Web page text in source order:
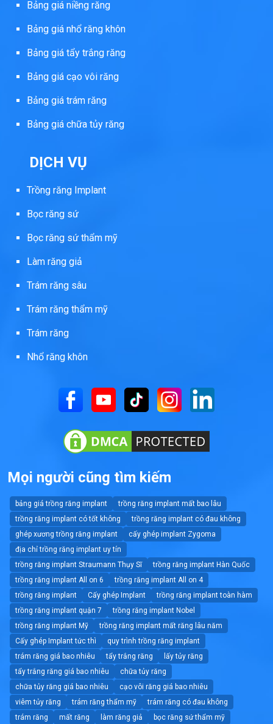
Bảng giá niềng răng
Bảng giá nhổ răng khôn
Bảng giá tẩy trắng răng
Bảng giá cạo vôi răng
Bảng giá trám răng
Bảng giá chữa tủy răng
DỊCH VỤ
Trồng răng Implant
Bọc răng sứ
Bọc răng sứ thẩm mỹ
Làm răng giả
Trám răng sâu
Trám răng thẩm mỹ
Trám răng
Nhổ răng khôn
Mọi người cũng tìm kiếm
bảng giá trồng răng implant
trồng răng implant mất bao lâu
trồng răng implant có tốt không
trồng răng implant có đau không
ghép xương trồng răng implant
cấy ghép implant Zygoma
địa chỉ trồng răng implant uy tín
trồng răng implant Straumann Thụy Sĩ
trồng răng implant Hàn Quốc
trồng răng implant All on 6
trồng răng implant All on 4
trồng răng implant
Cấy ghép Implant
trồng răng implant toàn hàm
trồng răng implant quận 7
trồng răng implant Nobel
trồng răng implant Mỹ
trồng răng implant mất răng lâu năm
Cấy ghép Implant tức thì
quy trình trồng răng implant
trám răng giá bao nhiêu
tẩy trắng răng
lấy tủy răng
tẩy trắng răng giá bao nhiêu
chữa tủy răng
chữa tủy răng giá bao nhiêu
cạo vôi răng giá bao nhiêu
viêm tủy răng
trám răng thẩm mỹ
trám răng có đau không
trám răng
mất răng làm răng giả bọc răng sứ thẩm mỹ